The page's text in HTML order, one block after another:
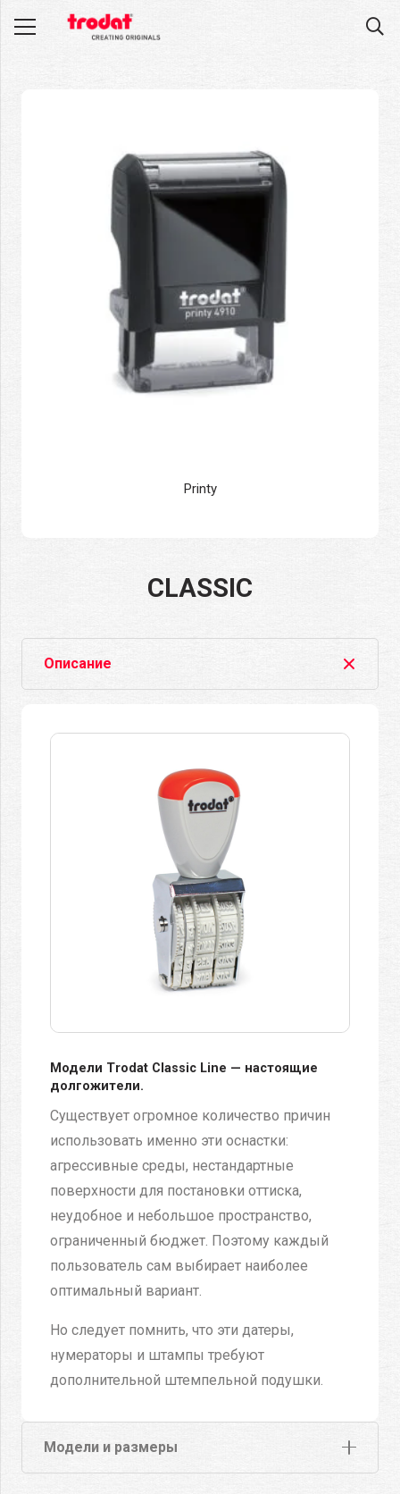
CLASSIC
Описание
Модели Trodat Classic Line — настоящие
долгожители.
Существует огромное количество причин
использовать именно эти оснастки:
агрессивные среды, нестандартные
поверхности для постановки оттиска,
неудобное и небольшое пространство,
ограниченный бюджет. Поэтому каждый
пользователь сам выбирает наиболее
оптимальный вариант.
Но следует помнить, что эти датеры,
нумераторы и штампы требуют
дополнительной штемпельной подушки.
Модели и размеры